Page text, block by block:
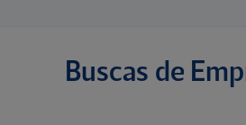
Buscas de